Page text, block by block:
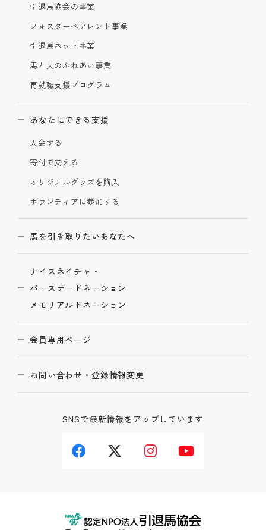
引退馬協会の事業
フォスターペアレント事業
引退馬ネット事業
馬と人のふれあい事業
再就職支援プログラム
あなたにできる支援
入会する
寄付で支える
オリジナルグッズを購入
ボランティアに参加する
馬を引き取りたいあなたへ
ナイスネイチャ・
バースデードネーション
メモリアルドネーション
会員専用ページ
お問い合わせ・登録情報変更
SNSで最新情報をアップしています